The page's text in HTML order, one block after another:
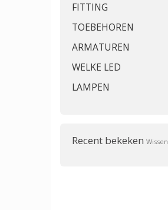
FITTING
TOEBEHOREN
ARMATUREN
WELKE LED
LAMPEN
Recent bekeken Wissen